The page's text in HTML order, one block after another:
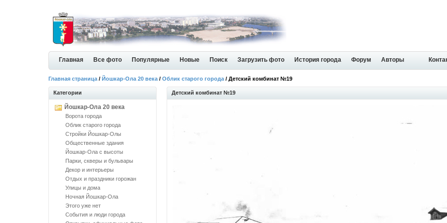
Главная Все фото Популярные Новые Поиск Загрузить фото История города Форум Авторы
Главная страница / Йошкар-Ола 20 века / Облик старого города / Детский комбинат №19
Категории
Йошкар-Ола 20 века
Ворота города
Облик старого города
Стройки Йошкар-Олы
Общественные здания
Йошкар-Ола с высоты
Парки, скверы и бульвары
Декор и интерьеры
Отдых и праздники горожан
Улицы и дома
Ночная Йошкар-Ола
Этого уже нет
События и люди города
Детский комбинат №19